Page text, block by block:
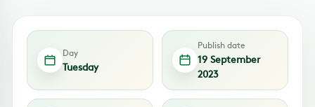
Day
Tuesday
Publish date
19 September
2023